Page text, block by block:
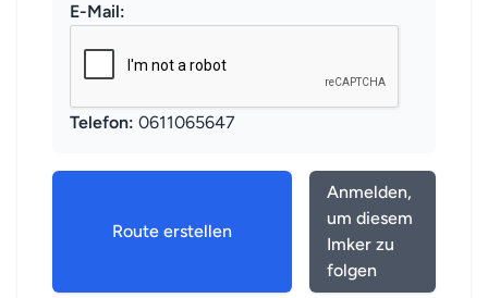
E-Mail:
Telefon: 0611065647
Route erstellen
Anmelden,
um diesem
Imker zu
folgen